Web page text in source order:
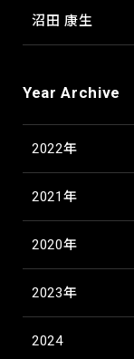
沼田 康生
Year Archive
2022年
2021年
2020年
2023年
2024